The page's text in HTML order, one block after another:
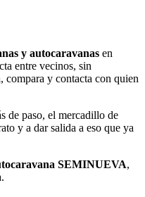
y autocaravanas en
entre vecinos, sin
y contacta con quien
de paso, el mercadillo de
y a dar salida a eso que ya
SEMINUEVA,